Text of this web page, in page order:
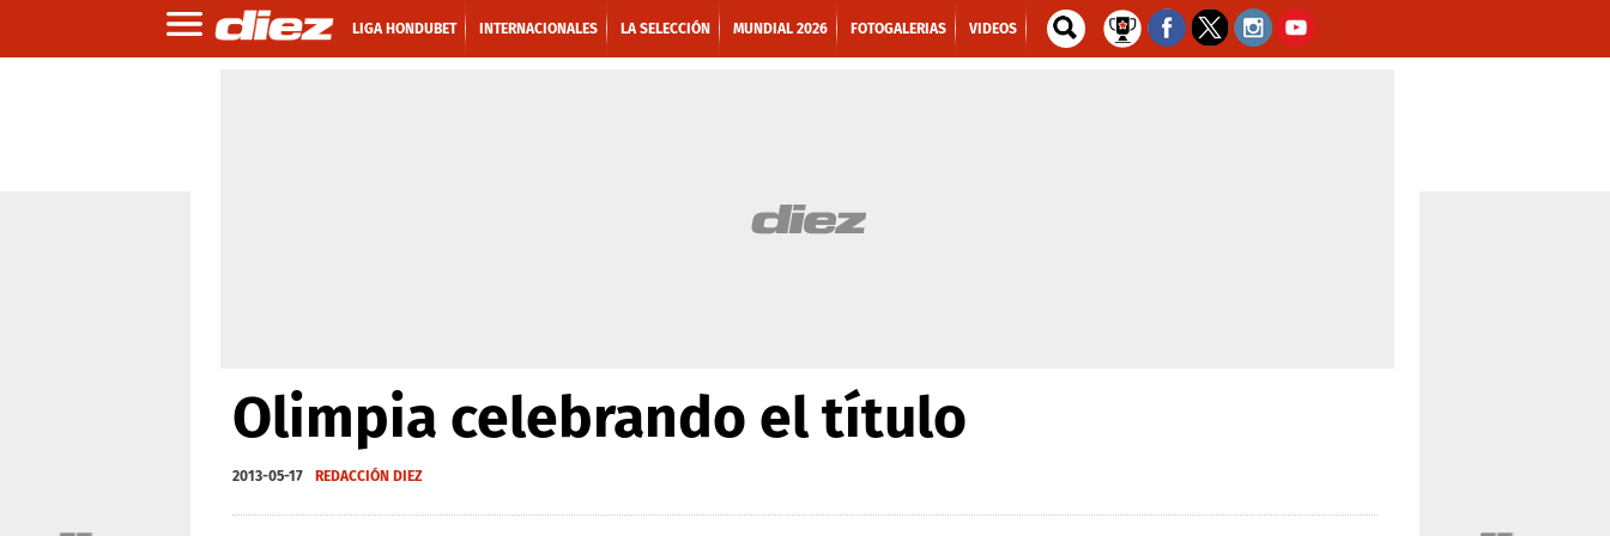
LIGA HONDUBET INTERNACIONALES LA SELECCIÓN MUNDIAL 2026 FOTOGALERIAS VIDEOS
Olimpia celebrando el título
2013-05-17 REDACCIÓN DIEZ